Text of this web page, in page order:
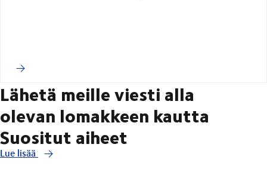
Lähetä meille viesti alla
olevan lomakkeen kautta
Suositut aiheet
Lue lisää